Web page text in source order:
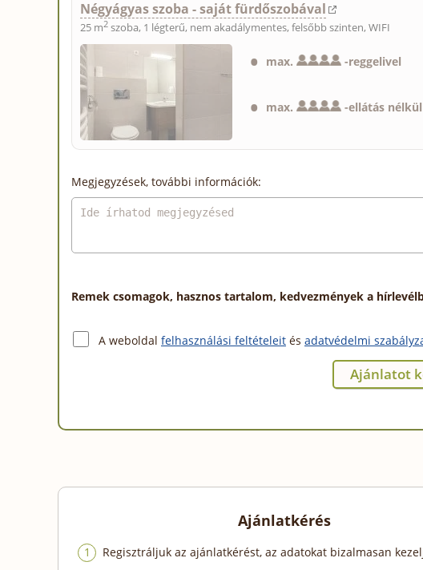
Négyágyas szoba - saját fürdőszobával
25 m2 szoba, 1 légterű, nem akadálymentes, felsőbb szinten, WIFI
max. -reggelivel
max. -ellátás nélkül
Megjegyzések, további információk:
Remek csomagok, hasznos tartalom, kedvezmények a
A weboldal felhasználási feltételeit és adatvédelmi
Ajánlatkérés
Regisztráljuk az ajánlatkérést, az adatokat bizalmasan